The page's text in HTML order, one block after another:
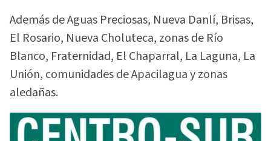
Además de Aguas Preciosas, Nueva Danlí, Brisas,
El Rosario, Nueva Choluteca, zonas de Río
Blanco, Fraternidad, El Chaparral, La Laguna, La
Unión, comunidades de Apacilagua y zonas
aledañas.